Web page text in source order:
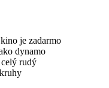
je zadarmo
dynamo
rudý